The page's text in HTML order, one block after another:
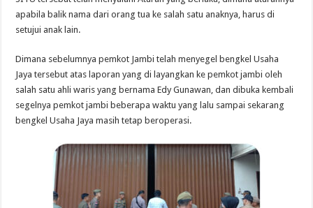
apabila balik nama dari orang tua ke salah satu anaknya, harus di
setujui anak lain.
Dimana sebelumnya pemkot Jambi telah menyegel bengkel Usaha
Jaya tersebut atas laporan yang di layangkan ke pemkot jambi oleh
salah satu ahli waris yang bernama Edy Gunawan, dan dibuka kembali
segelnya pemkot jambi beberapa waktu yang lalu sampai sekarang
bengkel Usaha Jaya masih tetap beroperasi.